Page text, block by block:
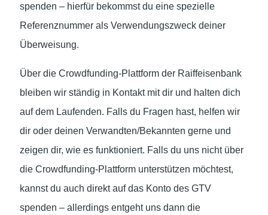
spenden – hierfür bekommst du eine spezielle
Referenznummer als Verwendungszweck deiner
Überweisung.
Über die Crowdfunding-Plattform der Raiffeisenbank
bleiben wir ständig in Kontakt mit dir und halten dich
auf dem Laufenden. Falls du Fragen hast, helfen wir
dir oder deinen Verwandten/Bekannten gerne und
zeigen dir, wie es funktioniert. Falls du uns nicht über
die Crowdfunding-Plattform unterstützen möchtest,
kannst du auch direkt auf das Konto des GTV
spenden – allerdings entgeht uns dann die